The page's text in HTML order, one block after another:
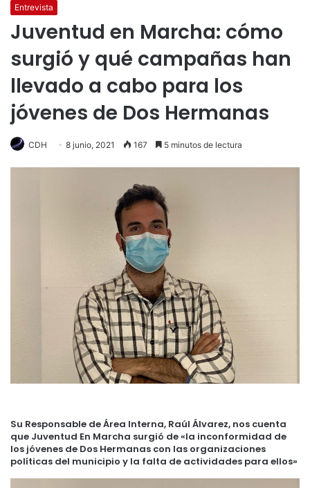
Entrevista
Juventud en Marcha: cómo
surgió y qué campañas han
llevado a cabo para los
jóvenes de Dos Hermanas
CDH 8 junio, 2021 167 5 minutos de lectura
Su Responsable de Área Interna, Raúl Álvarez, nos cuenta
que Juventud En Marcha surgió de «la inconformidad de
los jóvenes de Dos Hermanas con las organizaciones
políticas del municipio y la falta de actividades para ellos»